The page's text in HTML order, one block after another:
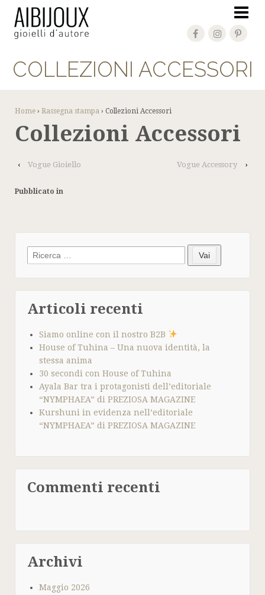
COLLEZIONI ACCESSORI
Home › Rassegna stampa › Collezioni Accessori
Collezioni Accessori
‹ Vogue Gioiello Vogue Accessory ›
Pubblicato in
Search
for:
Vai
Articoli recenti
Siamo online con il nostro B2B
House of Tuhina – Una nuova identità, la
stessa anima
30 secondi con House of Tuhina
Ayala Bar tra i protagonisti dell’editoriale
“NYMPHAEA” di PREZIOSA MAGAZINE
Kurshuni in evidenza nell’editoriale
“NYMPHAEA” di PREZIOSA MAGAZINE
Commenti recenti
Archivi
Maggio 2026